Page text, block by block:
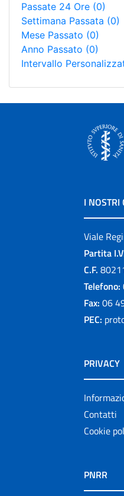
Passate 24 Ore (0)
Settimana Passata (0)
Mese Passato (0)
Anno Passato (0)
Intervallo
I NOSTRI
Viale
Partita
C.F.
Telefono:
Fax: 06
PEC:
PRIVACY
Contatti
Cookie
PNRR